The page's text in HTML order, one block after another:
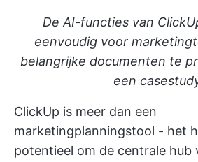
De AI-functies van
eenvoudig voor
belangrijke documenten te
een
ClickUp is meer dan een
marketingplanningstool - het
potentieel om de centrale hub